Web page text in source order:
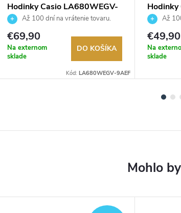
Hodinky Casio LA680WEGV-
9AEFAž 100 dní na vrátenie tovaru.
Autorizovaný predajca.
€69,90
Na externom
sklade
DO KOŠÍKA
Kód: LA680WEGV-9AEF
7AEF
Až
€49,90
Na
sklade